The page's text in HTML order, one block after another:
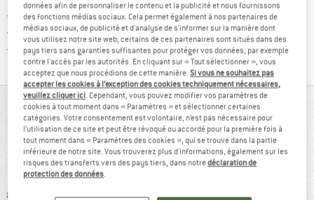
> 4 000 000 clients satisfaits
Tous les articles disponibles
Protection des acheteurs de Trusted ShopsTrouve toutes les
VUE D'ENSEMBLE
Short pour des journées pleines d'action dans la nature
par temps chaud
données afin de personnaliser le contenu et la publicité et nous fournissons
des fonctions médias sociaux. Cela permet également à nos partenaires de
médias sociaux, de publicité et d'analyse de s'informer sur la manière dont
vous utilisez notre site web; certains de ces partenaires sont situés dans des
pays tiers sans garanties suffisantes pour protéger vos données, par exemple
contre l'accès par les autorités. En cliquant sur « Tout sélectionner », vous
acceptez que nous procédions de cette manière.Si vous ne souhaitez pas
accepter les cookies à l’exception des cookies techniquement nécessaires,
veuillez cliquer ici. Cependant, vous pouvez modifier vos paramètres de
cookies à tout moment dans « Paramètres » et sélectionner certaines
catégories. Votre consentement est volontaire, n’est pas nécessaire pour
l’utilisation de ce site et peut être révoqué ou accordé pour la première fois à
tout moment dans « Paramètres des cookies », qui se trouve dans la partie
inférieure de notre site. Vous trouverez plus d'informations, également sur les
risques des transferts vers des pays tiers, dans notredéclaration de
protection des données.